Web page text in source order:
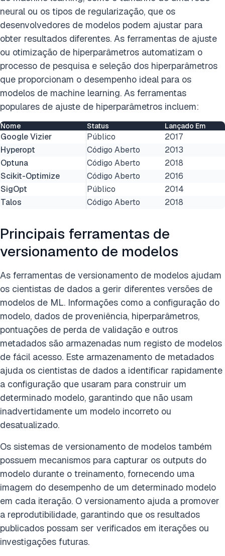
neural ou os tipos de regularização, que os
desenvolvedores de modelos podem ajustar para
obter resultados diferentes. As ferramentas de ajuste
ou otimização de hiperparâmetros automatizam o
processo de pesquisa e seleção dos hiperparâmetros
que proporcionam o desempenho ideal para os
modelos de machine learning. As ferramentas
populares de ajuste de hiperparâmetros incluem:
Nome Status Lançado Em
Google Vizier Público
2017
Hyperopt
Código Aberto
2013
Optuna
Código Aberto
2018
Scikit-Optimize
Código Aberto
2016
SigOpt
Público
2014
Talos
Código Aberto 2018
Principais ferramentas de
versionamento de modelos
As ferramentas de versionamento de modelos ajudam
os cientistas de dados a gerir diferentes versões de
modelos de ML. Informações como a configuração do
modelo, dados de proveniência, hiperparâmetros,
pontuações de perda de validação e outros
metadados são armazenadas num registo de modelos
de fácil acesso. Este armazenamento de metadados
ajuda os cientistas de dados a identificar rapidamente
a configuração que usaram para construir um
determinado modelo, garantindo que não usam
inadvertidamente um modelo incorreto ou
desatualizado.
Os sistemas de versionamento de modelos também
possuem mecanismos para capturar os outputs do
modelo durante o treinamento, fornecendo uma
imagem do desempenho de um determinado modelo
em cada iteração. O versionamento ajuda a promover
a reprodutibilidade, garantindo que os resultados
publicados possam ser verificados em iterações ou
investigações futuras.